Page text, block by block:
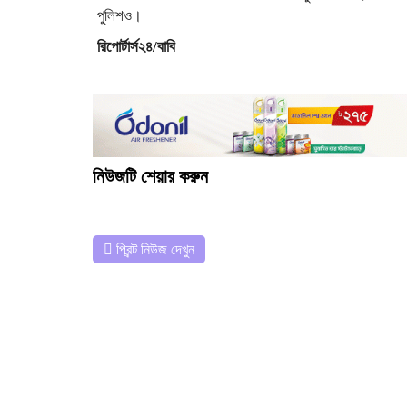
পুলিশও।
রিপোর্টার্স২৪/বাবি
নিউজটি শেয়ার করুন
প্রিন্ট নিউজ দেখুন